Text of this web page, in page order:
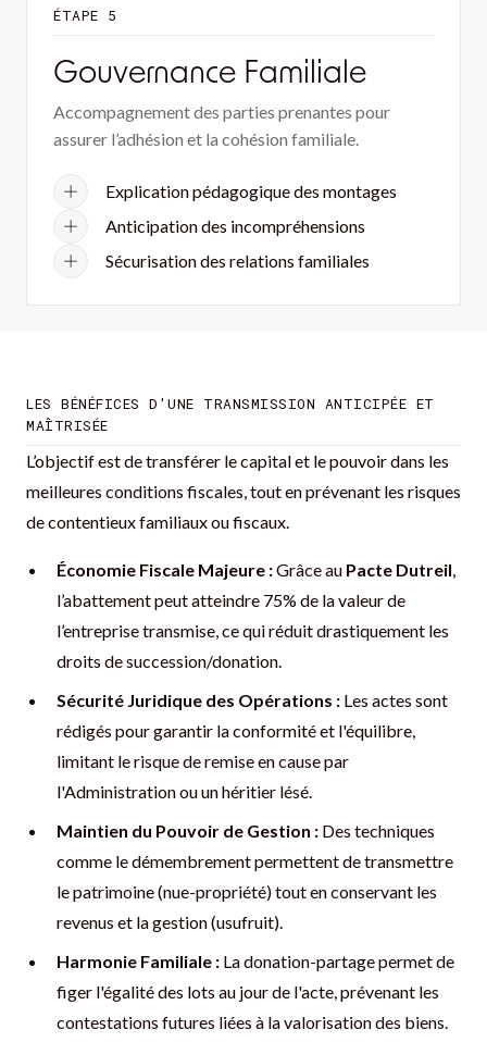
ÉTAPE 5
Gouvernance Familiale
Accompagnement des parties prenantes pour
assurer l’adhésion et la cohésion familiale.
Explication pédagogique des montages
Anticipation des incompréhensions
Sécurisation des relations familiales
LES BÉNÉFICES D'UNE TRANSMISSION ANTICIPÉE ET
MAÎTRISÉE
L’objectif est de transférer le capital et le pouvoir dans les
meilleures conditions fiscales, tout en prévenant les risques
de contentieux familiaux ou fiscaux.
Économie Fiscale Majeure :Grâce au Pacte Dutreil
l’abattement peut atteindre 75% de la valeur de
l’entreprise transmise, ce qui réduit drastiquement les
droits de succession/donation.
Sécurité Juridique des Opérations : Les actes sont
rédigés pour garantir la conformité et l'équilibre,
limitant le risque de remise en cause par
l'Administration ou un héritier lésé.
Maintien du Pouvoir de Gestion : Des techniques
comme le démembrement permettent de transmettre
le patrimoine (nue-propriété) tout en conservant les
revenus et la gestion (usufruit).
Harmonie Familiale : La donation-partage permet de
figer l'égalité des lots au jour de l'acte, prévenant les
contestations futures liées à la valorisation des biens.